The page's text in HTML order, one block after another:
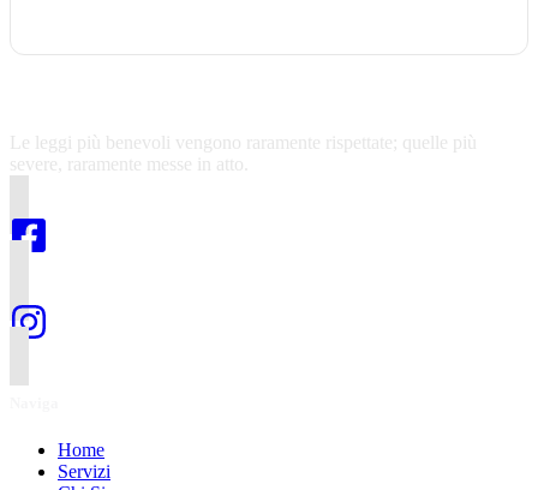
Le leggi più benevoli vengono raramente rispettate; quelle più
severe, raramente messe in atto.
Home
Servizi